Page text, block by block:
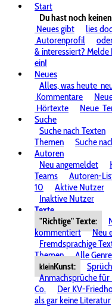
Start
Du hast noch
Neues gibt
lies
Autorenprofil
& interessiert? Melde
ein!
Neues
Alles, was heute
Kommentare
Hörtexte
Neue
Suche
Suche nach Texten
Themen
Suche
Autoren
Neu angemeldet
Teams
Autoren-
10
Aktive Nutzer
Inaktive Nutzer
Texte
"Richtige" Texte:
kommentiert
Neu
Fremdsprachige
Themen
Alle
kleinKunst:
Anmachsprüche
Co.
Der KV-
als gar keine Literatur